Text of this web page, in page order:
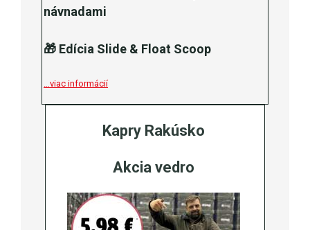
návnadami
🎁 Edícia Slide & Float Scoop
…viac informácií
Kapry Rakúsko
Akcia vedro